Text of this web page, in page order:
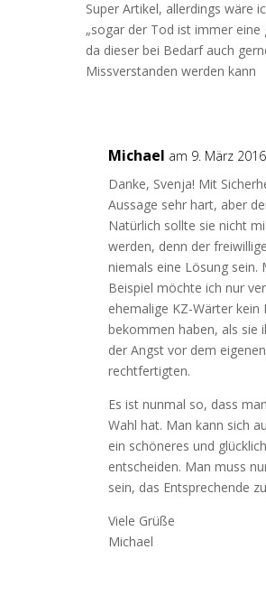
Super Artikel, allerdings wäre
„sogar der Tod ist immer eine
da dieser bei Bedarf auch
Missverstanden werden kann
Michael am 9. März
Danke, Svenja! Mit
Aussage sehr hart, aber
Natürlich sollte sie nicht
werden, denn der
niemals eine Lösung sein.
Beispiel möchte ich nur
ehemalige KZ-Wärter kein
bekommen haben, als sie
der Angst vor dem
rechtfertigten.
Es ist nunmal so, dass
Wahl hat. Man kann sich
ein schöneres und
entscheiden. Man muss
sein, das Entsprechende
Viele Grüße
Michael